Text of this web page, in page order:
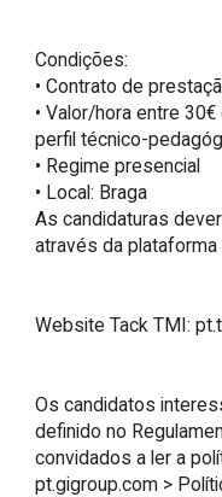
Condições:
• Contrato de
• Valor/hora entre
perfil técnico-
• Regime presencial
• Local: Braga
As candidaturas
através da
Website Tack TMI:
Os candidatos
definido no
convidados a ler a
pt.gigroup.com >